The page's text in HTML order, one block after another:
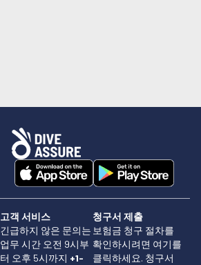
고객 서비스
긴급하지 않은 문의는
업무 시간 오전 9시부
터 오후 5시까지 +1-
청구서 제출
보험금 청구 절차를
확인하시려면 여기를
클릭하세요. 청구서